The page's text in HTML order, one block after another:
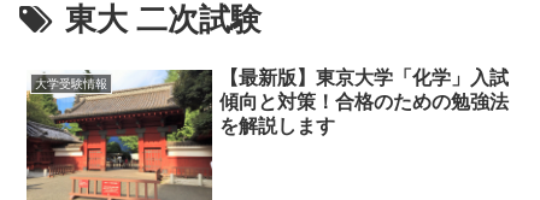
東大 二次試験
大学受験情報
【最新版】東京大学「化学」入試
傾向と対策！合格のための勉強法
を解説します